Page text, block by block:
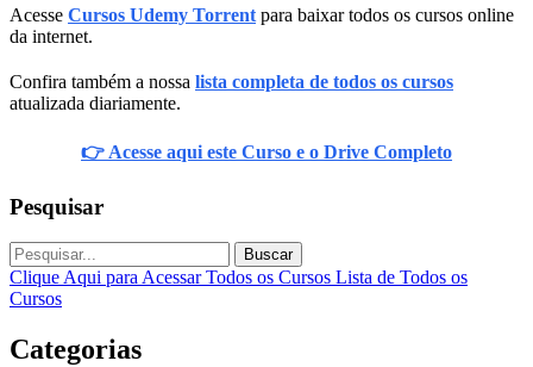
Acesse Cursos Udemy Torrent para baixar todos os cursos online
da internet.
Confira também a nossa lista completa de todos os cursos
atualizada diariamente.
👉 Acesse aqui este Curso e o Drive Completo
Pesquisar
Buscar
Clique Aqui para Acessar Todos os Cursos Lista de Todos os
Cursos
Categorias